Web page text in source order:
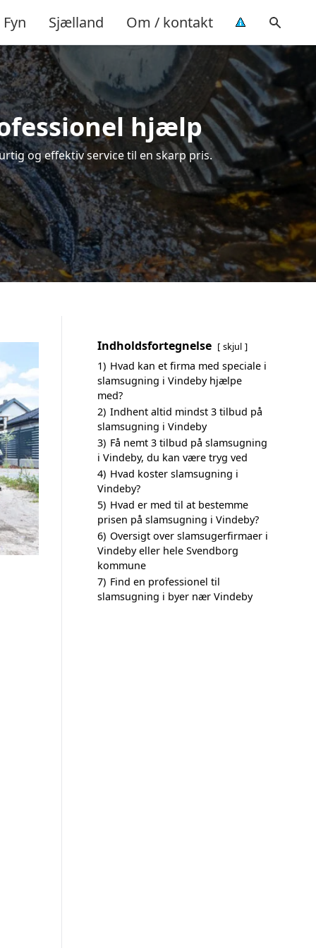
Fyn Sjælland Om / kontakt
hjælp
og effektiv service til en skarp pris.
Indholdsfortegnelse skjul
1) Hvad kan et firma med speciale i
slamsugning i Vindeby hjælpe
med?
2) Indhent altid mindst 3 tilbud på
slamsugning i Vindeby
3) Få nemt 3 tilbud på slamsugning
i Vindeby, du kan være tryg ved
4) Hvad koster slamsugning i
Vindeby?
5) Hvad er med til at bestemme
prisen på slamsugning i Vindeby?
6) Oversigt over slamsugerfirmaer i
Vindeby eller hele Svendborg
kommune
7) Find en professionel til
slamsugning i byer nær Vindeby